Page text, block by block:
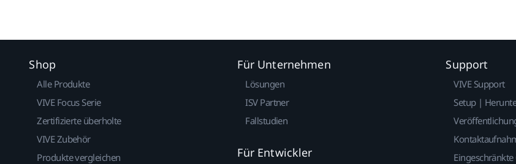
Shop
Alle Produkte
VIVE Focus Serie
Zertifizierte überholte
VIVE Zubehör
Produkte vergleichen
Für Unternehmen
Lösungen
ISV Partner
Fallstudien
Für Entwickler
Support
VIVE Support
Setup |